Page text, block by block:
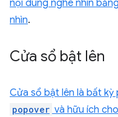
nội dung nghe nhìn
nhìn.
Cửa sổ bật lên
Cửa sổ bật lên là bất
popover và hữu ích